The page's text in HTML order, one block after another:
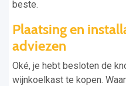
beste.
Plaatsing en
adviezen
Oké, je hebt besloten de
wijnkoelkast te kopen.